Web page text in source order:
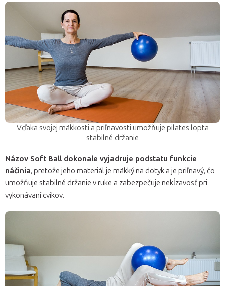
Vďaka svojej mäkkosti a priľnavosti umožňuje pilates lopta
stabilné držanie
Názov Soft Ball dokonale vyjadruje podstatu funkcie
náčinia, pretože jeho materiál je mäkký na dotyk a je priľnavý, čo
umožňuje stabilné držanie v ruke a zabezpečuje nekĺzavosť pri
vykonávaní cvikov.